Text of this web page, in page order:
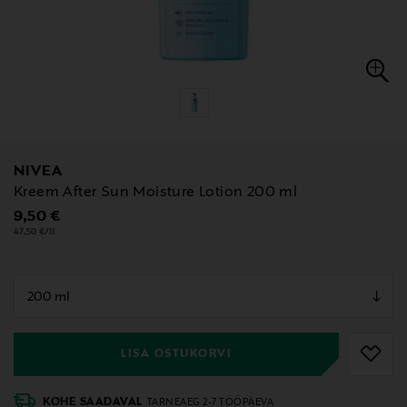
NIVEA
Kreem After Sun Moisture Lotion 200 ml
Original Price
9,50 €
47,50 €/1l
LISA OSTUKORVI
KOHE SAADAVAL TARNEAEG 2-7 TÖÖPÄEVA